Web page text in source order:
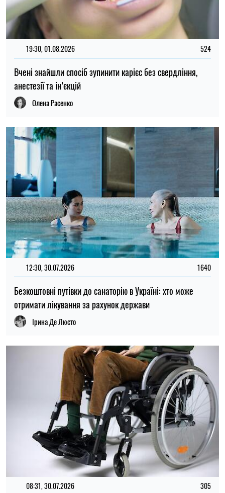
19:30, 01.08.2026 524
Вчені знайшли спосіб зупинити карієс без свердління,
анестезії та ін’єкцій
Олена Расенко
12:30, 30.07.2026 1640
Безкоштовні путівки до санаторію в Україні: хто може
отримати лікування за рахунок держави
Ірина Де Люсто
08:31, 30.07.2026 305